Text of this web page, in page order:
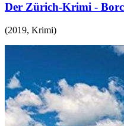
Der Zürich-Krimi -
(2019, Krimi)